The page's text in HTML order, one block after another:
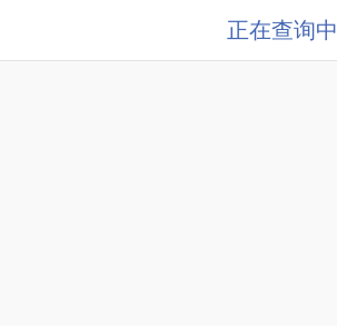
正在查询中